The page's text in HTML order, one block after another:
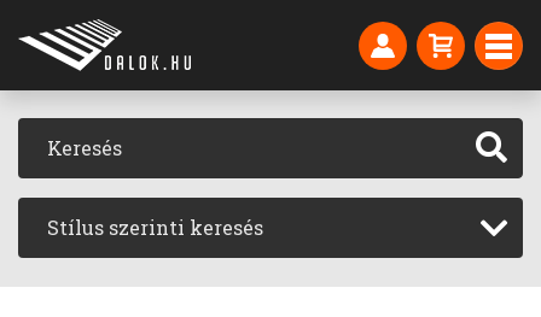
Stílus szerinti keresés